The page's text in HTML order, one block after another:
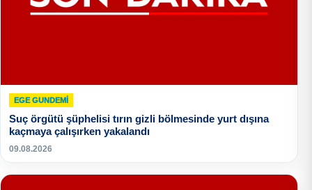
EGE GUNDEMİ
Suç örgütü şüphelisi tırın gizli bölmesinde yurt dışına
kaçmaya çalışırken yakalandı
09.08.2026